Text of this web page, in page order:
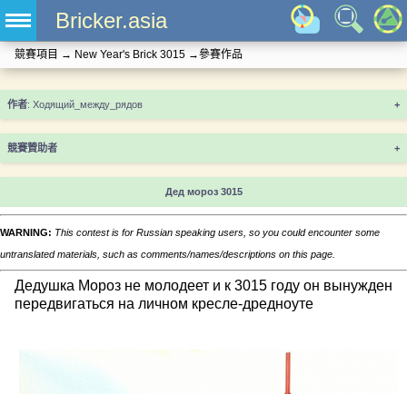
Bricker.asia
競賽項目 → New Year's Brick 3015 →參賽作品
+
競賽贊助者 +
Дед мороз 3015
WARNING: This contest is for Russian speaking users, so you could encounter some
untranslated materials, such as comments/names/descriptions on this page.
Дедушка Мороз не молодеет и к 3015 году он вынужден
передвигаться на личном кресле-дредноуте